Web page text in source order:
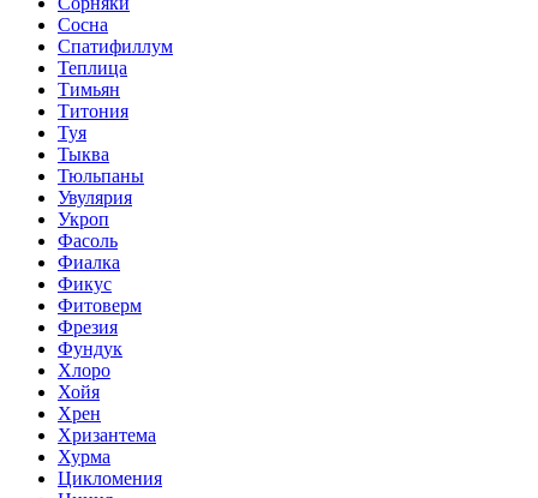
Сосна
Спатифиллум
Теплица
Тимьян
Титония
Туя
Тыква
Тюльпаны
Увулярия
Укроп
Фасоль
Фиалка
Фикус
Фитоверм
Фрезия
Фундук
Хлоро
Хойя
Хрен
Хризантема
Хурма
Цикломения